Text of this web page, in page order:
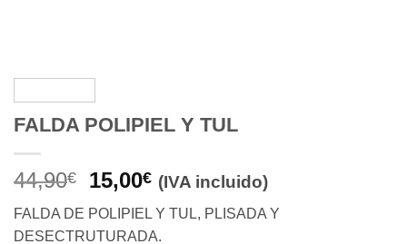
FALDA POLIPIEL Y TUL
44,90€
El
original
15,00€El
actual
(IVA incluido)
FALDA DE POLIPIEL Y TUL, PLISADA Y
DESECTRUTURADA.